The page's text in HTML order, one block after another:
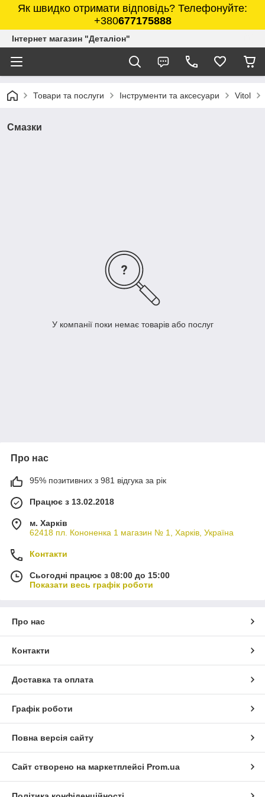
Як швидко отримати відповідь? Телефонуйте:
+380677175888
Інтернет магазин "Деталіон"
Товари та послуги Інструменти та аксесуари Vitol
Смазки
У компанії поки немає товарів або послуг
Про нас
95% позитивних з 981 відгука за рік
Працює з 13.02.2018
м. Харків
62418 пл. Кононенка 1 магазин № 1, Харків, Україна
Контакти
Сьогодні працює з 08:00 до 15:00
Показати весь графік роботи
Про нас
Контакти
Доставка та оплата
Графік роботи
Повна версія сайту
Сайт створено на маркетплейсі Prom.ua